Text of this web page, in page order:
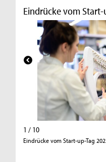
Eindrücke vom
1 / 10
Eindrücke vom Start-up-Tag